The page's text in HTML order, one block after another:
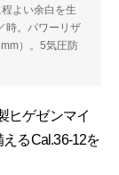
よい余白を生
時。パワーリザ
）。5気圧防
ヒゲゼンマイ
るCal.36-12を